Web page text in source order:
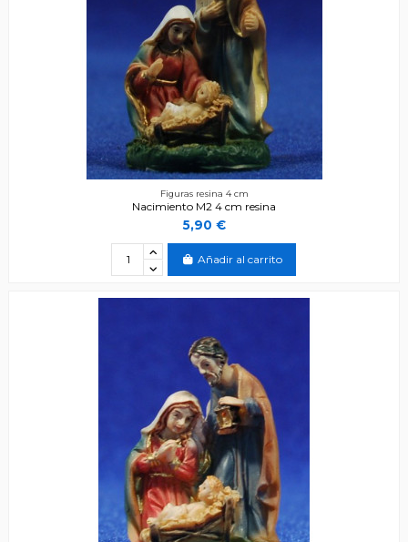
Figuras resina 4 cm
Nacimiento M2 4 cm resina
5,90 €
Añadir al carrito